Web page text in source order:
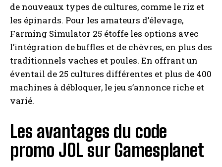
de nouveaux types de cultures, comme le riz et
les épinards. Pour les amateurs d’élevage,
Farming Simulator 25 étoffe les options avec
l’intégration de buffles et de chèvres, en plus des
traditionnels vaches et poules. En offrant un
éventail de 25 cultures différentes et plus de 400
machines à débloquer, le jeu s’annonce riche et
varié.
Les avantages du code
promo JOL sur Gamesplanet